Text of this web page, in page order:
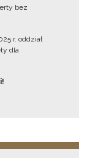
bez
r. oddział
dla